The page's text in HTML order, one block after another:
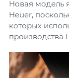
Новая модель
Heuer,
которых
производства